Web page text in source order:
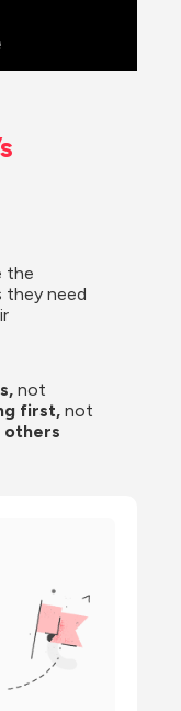
the
they need
not
first, not
others